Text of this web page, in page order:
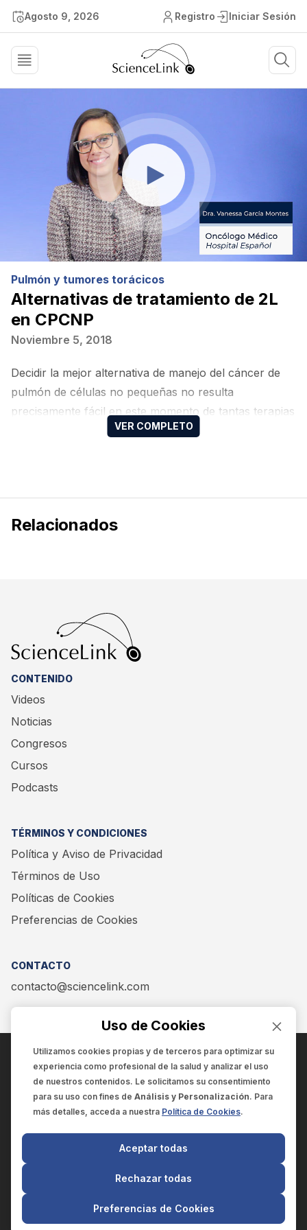
Agosto 9, 2026 Registro Iniciar Sesión
Pulmón y tumores torácicos
Alternativas de tratamiento de 2L
en CPCNP
Noviembre 5, 2018
Decidir la mejor alternativa de manejo del cáncer de
pulmón de células no pequeñas no resulta
precisamente fácil en este momento de tantas terapias
sistémicas innovadoras. Un caso de abordaje difícil es
Relacionados
CONTENIDO
Videos
Noticias
Congresos
Cursos
Podcasts
TÉRMINOS Y CONDICIONES
Política y Aviso de Privacidad
Términos de Uso
Políticas de Cookies
Preferencias de Cookies
CONTACTO
contacto@sciencelink.com
ENCUÉNTRANOS EN:
SCIENCELINK
SCILINK COMUNICACIÓN CIENTÍFICA SC
El contenido y la información de este sitio web es exclusivo
para profesionales de la salud.
Uso de Cookies
Utilizamos cookies propias y de terceros para optimizar su
experiencia como profesional de la salud y analizar el uso
de nuestros contenidos. Le solicitamos su consentimiento
para su uso con fines de Análisis y Personalización. Para
más detalles, acceda a nuestra Política de Cookies.
Preferencias de Cookies
Rechazar todas
Aceptar todas